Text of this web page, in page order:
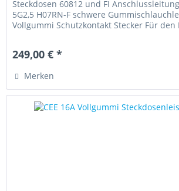
Steckdosen 60812 und FI Anschlussleitung
5G2,5 H07RN-F schwere
Vollgummi Schutzkontakt Stecker Für den
249,00 € *
Merken